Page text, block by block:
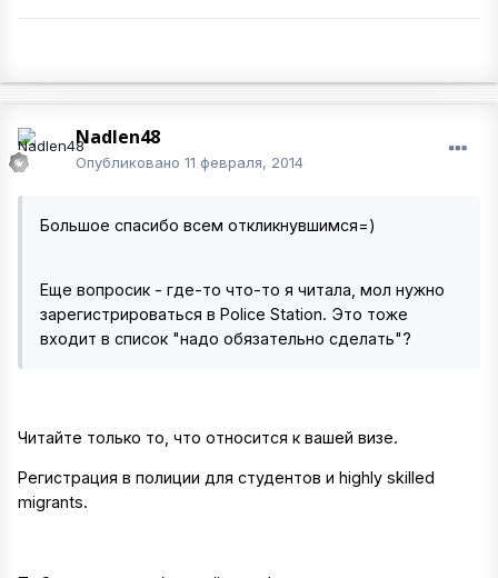
Nadlen48
Опубликовано 11 февраля, 2014
Большое спасибо всем откликнувшимся=)
Еще вопросик - где-то что-то я читала, мол нужно
зарегистрироваться в Police Station. Это тоже
входит в список "надо обязательно сделать"?
Читайте только то, что относится к вашей визе.
Регистрация в полиции для студентов и highly skilled
migrants.